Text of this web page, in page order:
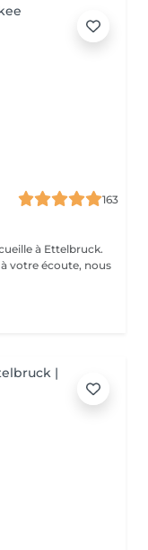
163
à Ettelbruck.
votre écoute, nous